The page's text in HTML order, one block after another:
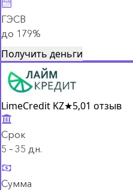
ГЭСВ
до 179%
Получить деньги
LimeCredit KZ★5,01 отзыв
Срок
5 – 35 дн.
Сумма